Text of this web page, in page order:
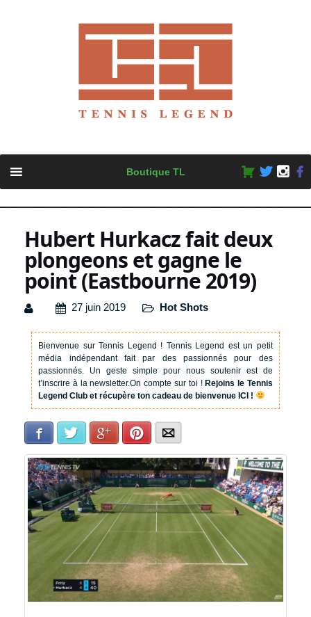
content
Boutique TL
Hubert Hurkacz fait deux
plongeons et gagne le
point (Eastbourne 2019)
27 juin 2019 Hot Shots
Bienvenue sur Tennis Legend ! Tennis Legend est un petit
média indépendant fait par des passionnés pour des
passionnés. Un geste simple pour nous soutenir est de
t’inscrire à la newsletter.On compte sur toi !Rejoins le Tennis
Legend Club et récupère ton cadeau de bienvenue ICI !
Facebook Twitter Google+Pinterest